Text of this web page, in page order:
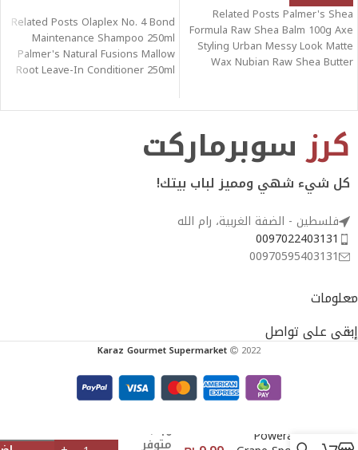
Related Posts Palmer's Shea
Formula Raw Shea Balm 100g Axe
Styling Urban Messy Look Matte
Wax Nubian Raw Shea Butter
Related Posts Olaplex No. 4 Bond
Maintenance Shampoo 250ml
Palmer's Natural Fusions Mallow
Root Leave-In Conditioner 250ml
كرز سوبرماركت
كل شيء شهي ومميز لباب بيتك!
فلسطين - الضفة الغربية، رام الله
0097022403131
00970595403131
معلومات
إبقى على تواصل
Karaz Gourmet Supermarket 2022
Powerade
10
متوفر